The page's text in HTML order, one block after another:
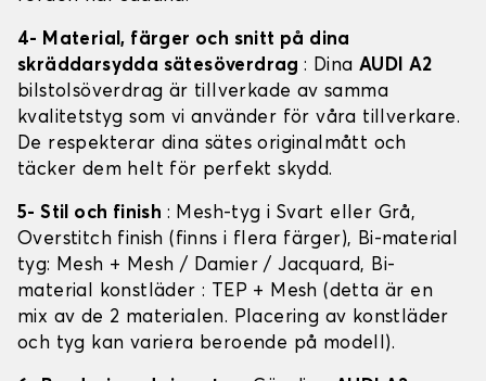
4- Material, färger och snitt på dina
skräddarsydda sätesöverdrag: DinaAUDI A2
bilstolsöverdrag är tillverkade av samma
kvalitetstyg som vi använder för våra tillverkare.
De respekterar dina sätes originalmått och
täcker dem helt för perfekt skydd.
5- Stil och finish : Mesh-tyg i Svart eller Grå,
Overstitch finish (finns i flera färger), Bi-material
tyg: Mesh + Mesh / Damier / Jacquard, Bi-
material konstläder : TEP + Mesh (detta är en
mix av de 2 materialen. Placering av konstläder
och tyg kan variera beroende på modell).